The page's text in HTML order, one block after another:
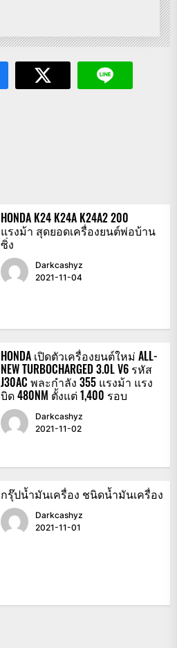
HONDA K24 K24A K24A2 200
แรงม้า สุดยอดเครื่องยนต์พ่อบ้าน
ซิ่ง
Darkcashyz
2021-11-04
HONDA เปิดตัวเครื่องยนต์ใหม่ ALL-
NEW TURBOCHARGED 3.0L V6 รหัส
J30AC พละกำลัง 355 แรงม้า แรง
บิด 480NM ตั้งแต่ 1,400 รอบ
Darkcashyz
2021-11-02
กรุ๊ปน้ำมันเครื่อง ชนิดน้ำมันเครื่อง
Darkcashyz
2021-11-01